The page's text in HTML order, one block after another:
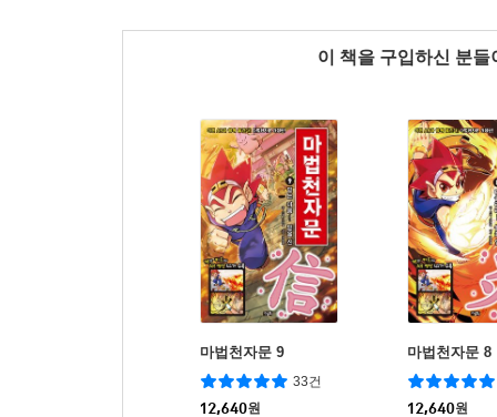
이 책을 구입하신 분
마법천자문 9
33건
12,640원
마법천자문 8
12,640원